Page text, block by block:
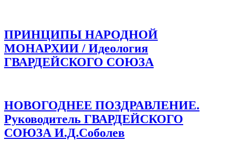
ПРИНЦИПЫ НАРОДНОЙ
МОНАРХИИ / Идеология
ГВАРДЕЙСКОГО СОЮЗА
НОВОГОДНЕЕ ПОЗДРАВЛЕНИЕ.
Руководитель ГВАРДЕЙСКОГО
СОЮЗА И.Д.Соболев